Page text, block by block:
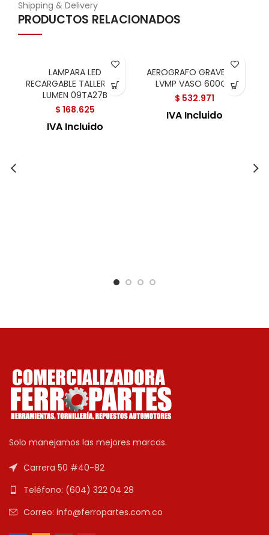
Shipping & Delivery
PRODUCTOS RELACIONADOS
LAMPARA LED
RECARGABLE TALLER 300
LUMEN 09TA27B
$ 168.625
IVA Incluido
AEROGRAFO GRAVEDAD
LVMP VASO 600CC
$ 532.971
IVA Incluido
Solo manejamos las mejores marcas.
Carrera 50 #40-82
Teléfono: (604) 322 04 28
Correo: info@ferropartes.com.co